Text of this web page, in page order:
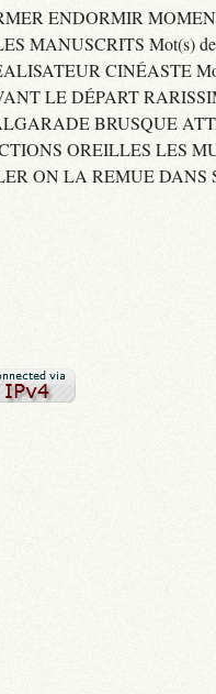
ENDORMIR
MANUSCRITS Mot(s) de
CINÉASTE
LE DÉPART
BRUSQUE
OREILLES LES
ON LA REMUE DANS